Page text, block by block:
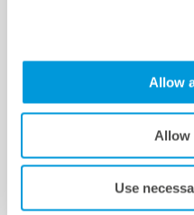
Allow
Allow
Use